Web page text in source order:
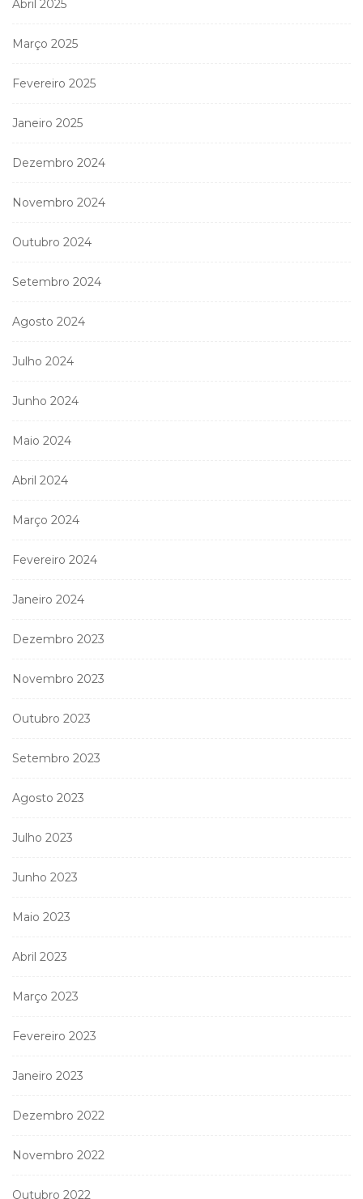
Abril 2025
Março 2025
Fevereiro 2025
Janeiro 2025
Dezembro 2024
Novembro 2024
Outubro 2024
Setembro 2024
Agosto 2024
Julho 2024
Junho 2024
Maio 2024
Abril 2024
Março 2024
Fevereiro 2024
Janeiro 2024
Dezembro 2023
Novembro 2023
Outubro 2023
Setembro 2023
Agosto 2023
Julho 2023
Junho 2023
Maio 2023
Abril 2023
Março 2023
Fevereiro 2023
Janeiro 2023
Dezembro 2022
Novembro 2022
Outubro 2022